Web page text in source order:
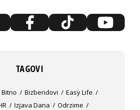
TAGOVI
Bitno Bizbendovi
Easy Life
Izjava Dana
Odrzime